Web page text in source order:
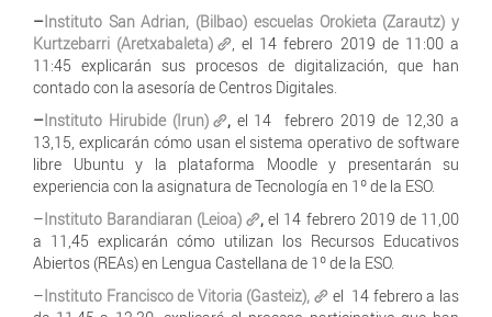
–Instituto San Adrian, (Bilbao) escuelas Orokieta (Zarautz) y
Kurtzebarri (Aretxabaleta)
, el 14 febrero 2019 de 11:00 a
11:45 explicarán sus procesos de digitalización, que han
contado con la asesoría de Centros Digitales.
–Instituto Hirubide (Irun) , el 14 febrero 2019 de 12,30 a
13,15, explicarán cómo usan el sistema operativo de software
libre Ubuntu y la plataforma Moodle y presentarán su
experiencia con la asignatura de Tecnología en 1º de la ESO.
–Instituto Barandiaran (Leioa) , el 14 febrero 2019 de 11,00
a 11,45 explicarán cómo utilizan los Recursos Educativos
Abiertos (REAs) en Lengua Castellana de 1º de la ESO.
–Instituto Francisco de Vitoria (Gasteiz),
el 14 febrero a las